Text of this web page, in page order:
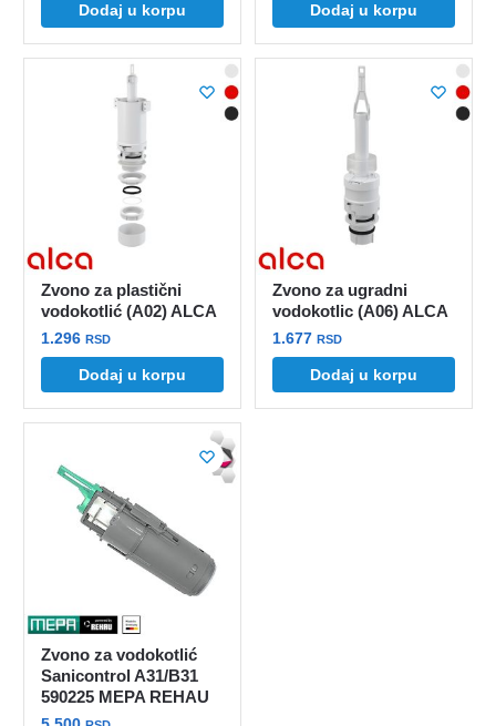
Dodaj u korpu Dodaj u korpu
Zvono za plastični
vodokotlić (A02) ALCA
1.296RSD
Dodaj u korpu
Zvono za ugradni
vodokotlic (A06) ALCA
1.677RSD
Dodaj u korpu
Zvono za vodokotlić
Sanicontrol A31/B31
590225 MEPA REHAU